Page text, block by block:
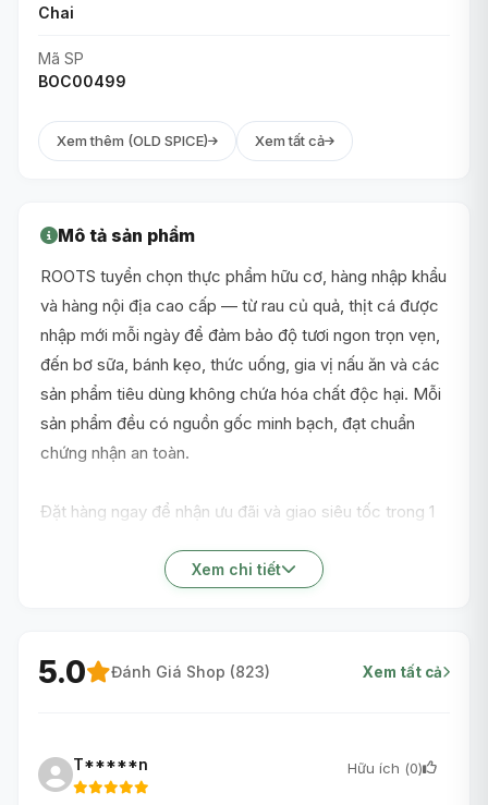
Chai
Mã SP
BOC00499
Xem thêm (OLD SPICE) Xem tất cả
Mô tả sản phẩm
ROOTS tuyển chọn thực phẩm hữu cơ, hàng nhập khẩu
và hàng nội địa cao cấp — từ rau củ quả, thịt cá được
nhập mới mỗi ngày để đảm bảo độ tươi ngon trọn vẹn,
đến bơ sữa, bánh kẹo, thức uống, gia vị nấu ăn và các
sản phẩm tiêu dùng không chứa hóa chất độc hại. Mỗi
sản phẩm đều có nguồn gốc minh bạch, đạt chuẩn
chứng nhận an toàn.
Đặt hàng ngay để nhận ưu đãi và giao siêu tốc trong 1
Xem chi tiết
5.0 Đánh Giá Shop (823) Xem tất cả
T*****n Hữu ích (0)